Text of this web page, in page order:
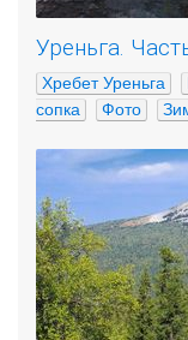
Уреньга.
Хребет Уреньга
сопка
Фото